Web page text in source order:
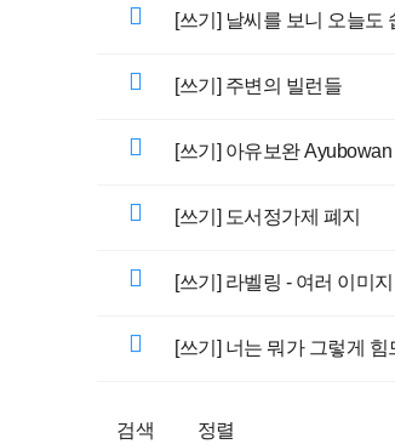
[쓰기] 날씨를 보니 오늘도
[쓰기] 주변의 빌런들
[쓰기] 아유보완 Ayubowan
[쓰기] 도서정가제 폐지
[쓰기] 라벨링 - 여러 이미
[쓰기] 너는 뭐가 그렇게 힘
검색 정렬